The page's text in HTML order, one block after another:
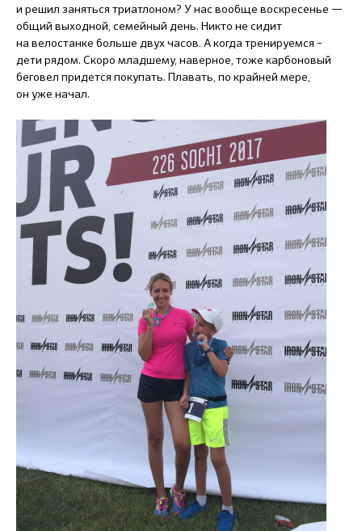
и решил заняться триатлоном? У нас вообще воскресенье —
общий выходной, семейный день. Никто не сидит
на велостанке больше двух часов. А когда тренируемся –
дети рядом. Скоро младшему, наверное, тоже карбоновый
беговел придется покупать. Плавать, по крайней мере,
он уже начал.